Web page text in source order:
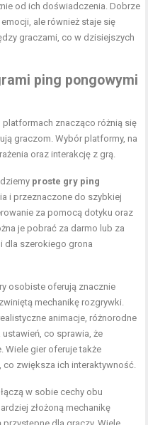
od ich doświadczenia. Dobrze
ale również staje się
graczami, co w dzisiejszych
ping pongowymi
znacząco różnią się
graczom. Wybór platformy, na
oraz interakcję z grą.
proste gry ping
i przeznaczone do szybkiej
za pomocą dotyku oraz
je pobrać za darmo lub za
dla szerokiego grona
osobiste oferują znacznie
mechanikę rozgrywki.
animacje, różnorodne
co sprawia, że
Wiele gier oferuje także
co zwiększa ich interaktywność.
w sobie cechy obu
złożoną mechanikę